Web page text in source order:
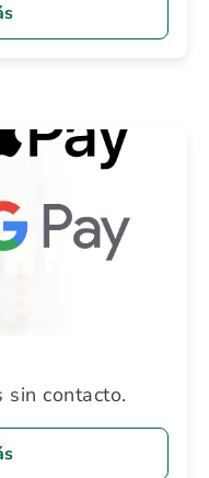
sin contacto.